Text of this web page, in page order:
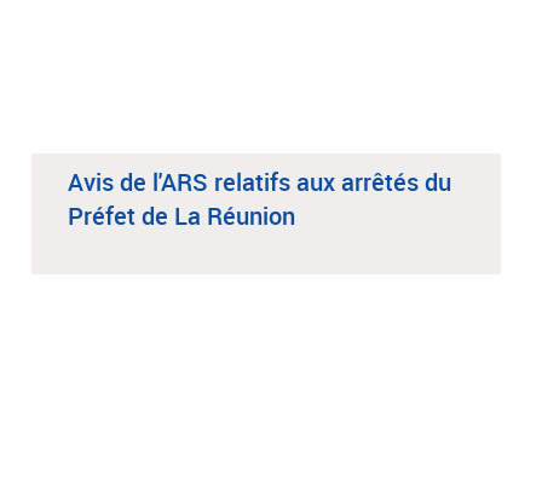
Avis de l'ARS relatifs aux arrêtés du
Préfet de La Réunion